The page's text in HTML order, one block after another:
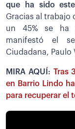
que ha sido
Gracias al trabajo
un 45% se ha
manifestó el
Ciudadana, Paulo
MIRA AQUÍ: Tras
en Barrio Lindo
para recuperar el